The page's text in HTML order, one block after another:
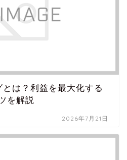
は？利益を最大化する
を解説
2026年7月21日